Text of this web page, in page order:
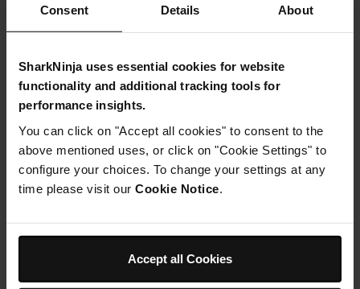
Consent Details About
SharkNinja uses essential cookies for website
functionality and additional tracking tools for
performance insights.
You can click on "Accept all cookies" to consent to the
above mentioned uses, or click on "Cookie Settings" to
configure your choices. To change your settings at any
time please visit our Cookie Notice
Accept all Cookies